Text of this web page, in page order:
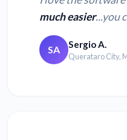
much easier...you
SA Sergio A.
Querataro City,